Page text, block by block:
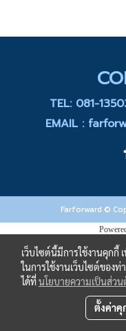
TEL: 081-
EMAIL :
Farforward ©
เว็บไซต์นี้มีการใช้งานคุก
ในการใช้งานเว็บไซต์ของ
ได้ที่นโยบายความเป็นส่วน
ตั้งค่าคุ